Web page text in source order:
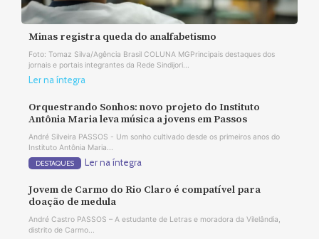
Minas registra queda do analfabetismo
Foto: Tomaz Silva/Agência Brasil COLUNA MGPrincipais destaques dos
jornais e portais integrantes da Rede Sindijori...
Ler na íntegra
Orquestrando Sonhos: novo projeto do Instituto
Antônia Maria leva música a jovens em Passos
André Silveira PASSOS - Um sonho cultivado desde os primeiros anos do
Instituto Antônia Maria...
DESTAQUES Ler na íntegra
Jovem de Carmo do Rio Claro é compatível para
doação de medula
André Castro PASSOS – A estudante de Letras e moradora da Vilelândia,
distrito de Carmo...